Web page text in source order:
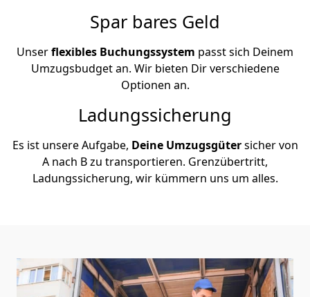
Spar bares Geld
Unserflexibles Buchungssystem passt sich Deinem
Umzugsbudget an. Wir bieten Dir verschiedene
Optionen an.
Ladungssicherung
Es ist unsere Aufgabe, Deine Umzugsgütersicher von
A nach B zu transportieren. Grenzübertritt,
Ladungssicherung, wir kümmern uns um alles.